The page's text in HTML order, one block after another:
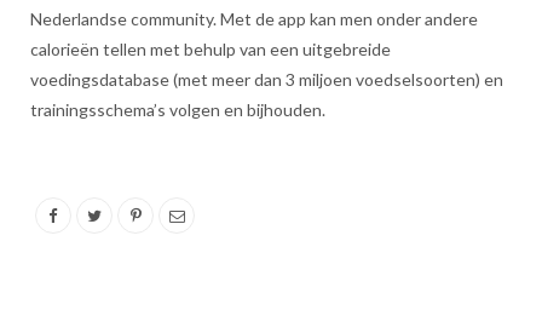
Nederlandse community. Met de app kan men onder andere
calorieën tellen met behulp van een uitgebreide
voedingsdatabase (met meer dan 3 miljoen voedselsoorten) en
trainingsschema’s volgen en bijhouden.